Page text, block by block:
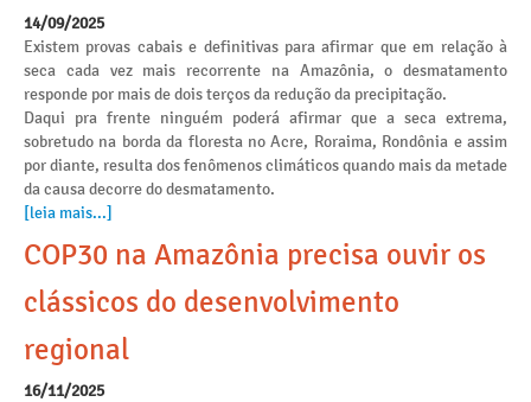
14/09/2025
Existem provas cabais e definitivas para afirmar que em relação à
seca cada vez mais recorrente na Amazônia, o desmatamento
responde por mais de dois terços da redução da precipitação.
Daqui pra frente ninguém poderá afirmar que a seca extrema,
sobretudo na borda da floresta no Acre, Roraima, Rondônia e assim
por diante, resulta dos fenômenos climáticos quando mais da metade
da causa decorre do desmatamento.
[leia mais...]
COP30 na Amazônia precisa ouvir os
clássicos do desenvolvimento
regional
16/11/2025